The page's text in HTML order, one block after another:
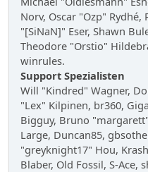
Norv, Oscar "Ozp"
"[SiNaN]" Eser, Shawn
Theodore "Orstio"
winrules.
Support Spezialisten
Will "Kindred" Wagner,
"Lex" Kilpinen, br360,
Bigguy, Bruno "margarett"
Large, Duncan85,
"greyknight17" Hou,
Blaber, Old Fossil, S-Ace,